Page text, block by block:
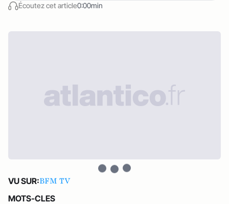
Écoutez cet article0:00min
VU SUR:BFM TV
MOTS-CLES